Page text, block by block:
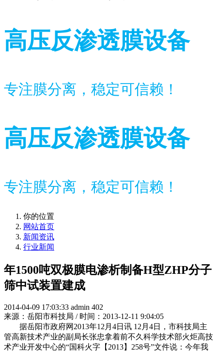
高压反渗透膜设备
专注膜分离，稳定可信赖！
高压反渗透膜设备
专注膜分离，稳定可信赖！
你的位置
网站首页
新闻资讯
行业新闻
年1500吨双极膜电渗析制备H型ZHP分子
筛中试装置建成
2014-04-09 17:03:33 admin 402
来源：岳阳市科技局 / 时间：2013-12-11 9:04:05
据岳阳市政府网2013年12月4日讯 12月4日，市科技局主
管高新技术产业的副局长张忠拿着前不久科学技术部火炬高技
术产业开发中心的“国科火字【2013】258号”文件说：今年我